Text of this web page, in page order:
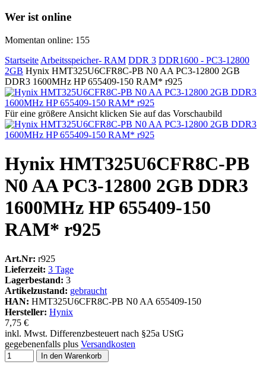
Wer ist online
Momentan online: 155
Startseite Arbeitsspeicher- RAM DDR 3 DDR1600 - PC3-12800
2GB Hynix HMT325U6CFR8C-PB N0 AA PC3-12800 2GB
DDR3 1600MHz HP 655409-150 RAM* r925
Für eine größere Ansicht klicken Sie auf das Vorschaubild
Hynix HMT325U6CFR8C-PB
N0 AA PC3-12800 2GB DDR3
1600MHz HP 655409-150
RAM* r925
Art.Nr: r925
Lieferzeit: 3 Tage
Lagerbestand: 3
Artikelzustand: gebraucht
HAN: HMT325U6CFR8C-PB N0 AA 655409-150
Hersteller: Hynix
7,75 €
inkl. Mwst. Differenzbesteuert nach §25a UStG
gegebenenfalls plus Versandkosten
In den Warenkorb